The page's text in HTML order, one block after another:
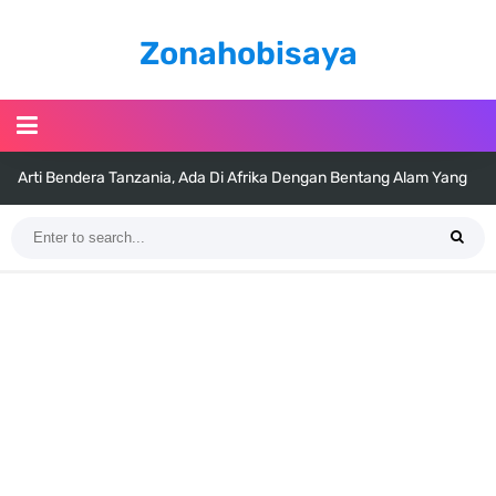
Zonahobisaya
Arti Bendera Tanzania, Ada Di Afrika Dengan Bentang Alam Yang